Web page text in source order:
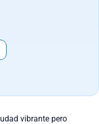
vibrante pero